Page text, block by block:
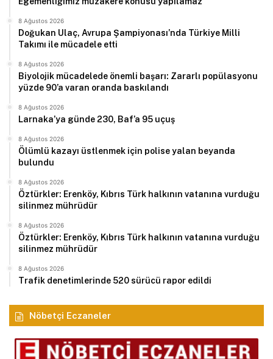
8 Ağustos 2026
Doğukan Ulaç, Avrupa Şampiyonası’nda Türkiye Milli
Takımı ile mücadele etti
8 Ağustos 2026
Biyolojik mücadelede önemli başarı: Zararlı popülasyonu
yüzde 90’a varan oranda baskılandı
8 Ağustos 2026
Larnaka’ya günde 230, Baf’a 95 uçuş
8 Ağustos 2026
Ölümlü kazayı üstlenmek için polise yalan beyanda
bulundu
8 Ağustos 2026
Öztürkler: Erenköy, Kıbrıs Türk halkının vatanına vurduğu
silinmez mührüdür
8 Ağustos 2026
Öztürkler: Erenköy, Kıbrıs Türk halkının vatanına vurduğu
silinmez mührüdür
8 Ağustos 2026
Trafik denetimlerinde 520 sürücü rapor edildi
Nöbetçi Eczaneler